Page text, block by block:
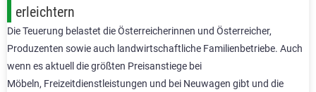
erleichtern
Die Teuerung belastet die Österreicherinnen und Österreicher,
Produzenten sowie auch landwirtschaftliche Familienbetriebe. Auch
wenn es aktuell die größten Preisanstiege bei
Möbeln, Freizeitdienstleistungen und bei Neuwagen gibt und die